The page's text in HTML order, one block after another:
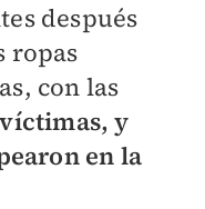
después
ropas
con las
y
en la